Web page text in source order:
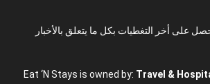
على أخر التغطيات بكل ما يتعلق بالأخبار
Eat ‘N Stays is owned by: Travel &